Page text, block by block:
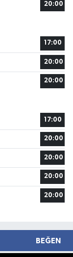
20:00
17:00
20:00
20:00
17:00
20:00
20:00
20:00
20:00
BEĞEN